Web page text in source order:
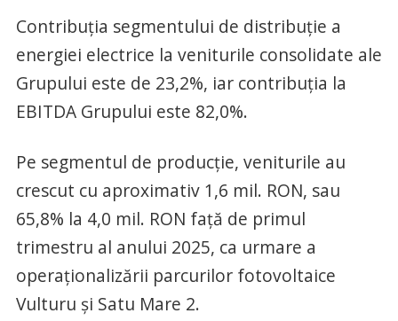
Contribuția segmentului de distribuție a
energiei electrice la veniturile consolidate ale
Grupului este de 23,2%, iar contribuția la
EBITDA Grupului este 82,0%.
Pe segmentul de producție, veniturile au
crescut cu aproximativ 1,6 mil. RON, sau
65,8% la 4,0 mil. RON față de primul
trimestru al anului 2025, ca urmare a
operaționalizării parcurilor fotovoltaice
Vulturu și Satu Mare 2.